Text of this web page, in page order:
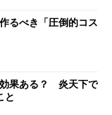
るべき「圧倒的コス
効果ある？ 炎天下で
と